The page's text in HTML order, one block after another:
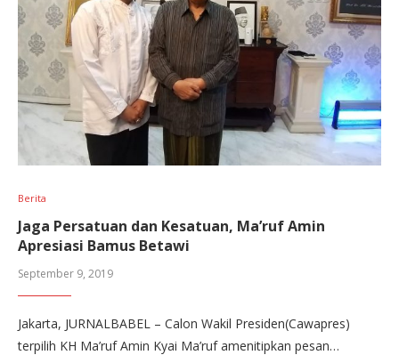
Berita
Jaga Persatuan dan Kesatuan, Ma’ruf Amin
Apresiasi Bamus Betawi
September 9, 2019
Jakarta, JURNALBABEL – Calon Wakil Presiden(Cawapres)
terpilih KH Ma’ruf Amin Kyai Ma’ruf amenitipkan pesan…